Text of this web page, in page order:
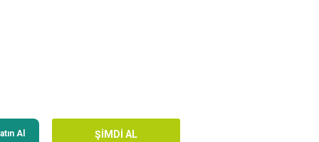
Al